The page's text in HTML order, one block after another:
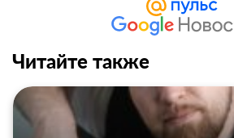
Читайте также